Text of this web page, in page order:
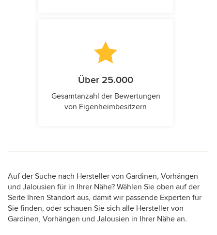
Über 25.000
Gesamtanzahl der Bewertungen
von Eigenheimbesitzern
Auf der Suche nach Hersteller von Gardinen, Vorhängen
und Jalousien für in Ihrer Nähe? Wählen Sie oben auf der
Seite Ihren Standort aus, damit wir passende Experten für
Sie finden, oder schauen Sie sich alle Hersteller von
Gardinen, Vorhängen und Jalousien in Ihrer Nähe an.